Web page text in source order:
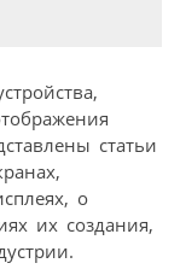
статьи
о
их создания,